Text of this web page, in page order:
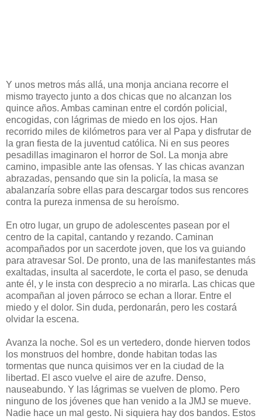
Y unos metros más allá, una monja anciana recorre el
mismo trayecto junto a dos chicas que no alcanzan los
quince años. Ambas caminan entre el cordón policial,
encogidas, con lágrimas de miedo en los ojos. Han
recorrido miles de kilómetros para ver al Papa y disfrutar de
la gran fiesta de la juventud católica. Ni en sus peores
pesadillas imaginaron el horror de Sol. La monja abre
camino, impasible ante las ofensas. Y las chicas avanzan
abrazadas, pensando que sin la policía, la masa se
abalanzaría sobre ellas para descargar todos sus rencores
contra la pureza inmensa de su heroísmo.
En otro lugar, un grupo de adolescentes pasean por el
centro de la capital, cantando y rezando. Caminan
acompañados por un sacerdote joven, que los va guiando
para atravesar Sol. De pronto, una de las manifestantes más
exaltadas, insulta al sacerdote, le corta el paso, se denuda
ante él, y le insta con desprecio a no mirarla. Las chicas que
acompañan al joven párroco se echan a llorar. Entre el
miedo y el dolor. Sin duda, perdonarán, pero les costará
olvidar la escena.
Avanza la noche. Sol es un vertedero, donde hierven todos
los monstruos del hombre, donde habitan todas las
tormentas que nunca quisimos ver en la ciudad de la
libertad. El asco vuelve el aire de azufre. Denso,
nauseabundo. Y las lágrimas se vuelven de plomo. Pero
ninguno de los jóvenes que han venido a la JMJ se mueve.
Nadie hace un mal gesto. Ni siquiera hay dos bandos. Estos